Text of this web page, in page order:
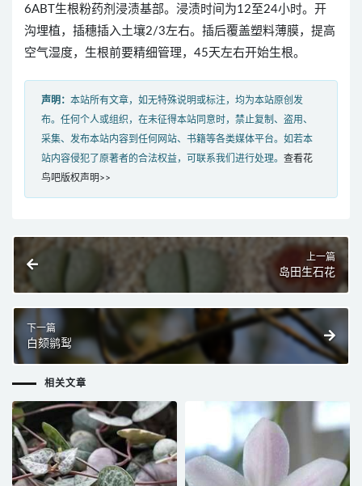
6ABT生根粉药剂浸渍基部。浸渍时间为12至24小时。开
沟埋植，插穗插入土壤2/3左右。插后覆盖塑料薄膜，提高
空气湿度，生根前要精细管理，45天左右开始生根。
声明： 本站所有文章，如无特殊说明或标注，均为本站原创发
布。任何个人或组织，在未征得本站同意时，禁止复制、盗用、
采集、发布本站内容到任何网站、书籍等各类媒体平台。如若本
站内容侵犯了原著者的合法权益，可联系我们进行处理。 查看花
鸟吧版权声明>>
上一篇
岛田生石花
下一篇
白颏鹟䴕
相关文章